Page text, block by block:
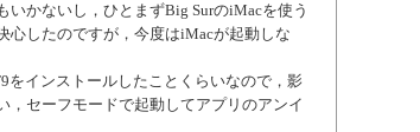
いかないし，ひとまずBig SurのiMacを使う
心したのですが，今度はiMacが起動しな
をインストールしたことくらいなので，影
，セーフモードで起動してアプリのアンイ